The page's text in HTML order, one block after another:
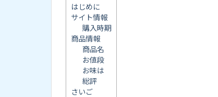
はじめに
サイト情報
購入時期
商品情報
商品名
お値段
お味は
総評
さいご